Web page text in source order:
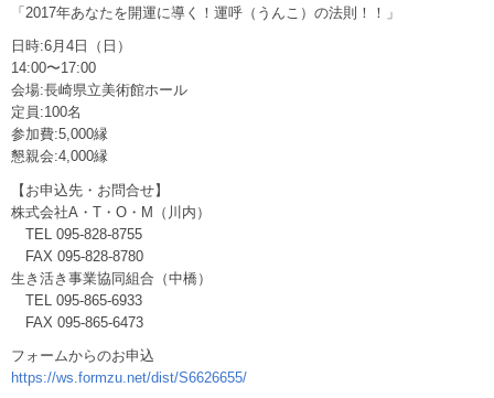
「2017年あなたを開運に導く！運呼（うんこ）の法則！！」
日時:6月4日（日）
14:00〜17:00
会場:長崎県立美術館ホール
定員:100名
参加費:5,000縁
懇親会:4,000縁
【お申込先・お問合せ】
株式会社A・T・O・M（川内）
TEL 095-828-8755
FAX 095-828-8780
生き活き事業協同組合（中橋）
TEL 095-865-6933
FAX 095-865-6473
フォームからのお申込
https://ws.formzu.net/dist/S6626655/